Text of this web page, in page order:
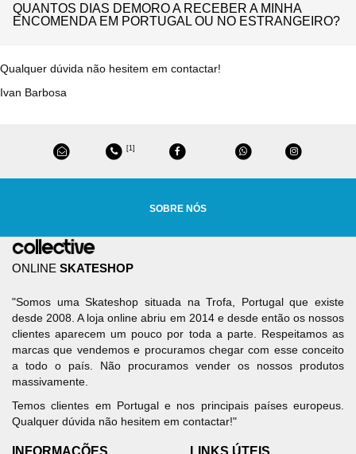
QUANTOS DIAS DEMORO A RECEBER A MINHA
ENCOMENDA EM PORTUGAL OU NO ESTRANGEIRO?
Qualquer dúvida não hesitem em contactar!
Ivan Barbosa
[1]
SOBRE NÓS
ONLINE SKATESHOP
"Somos uma Skateshop situada na Trofa, Portugal que existe
desde 2008. A loja online abriu em 2014 e desde então os nossos
clientes aparecem um pouco por toda a parte. Respeitamos as
marcas que vendemos e procuramos chegar com esse conceito
a todo o país. Não procuramos vender os nossos produtos
massivamente.
Temos clientes em Portugal e nos principais países europeus.
Qualquer dúvida não hesitem em contactar!"
INFORMAÇÕES LINKS ÚTEIS